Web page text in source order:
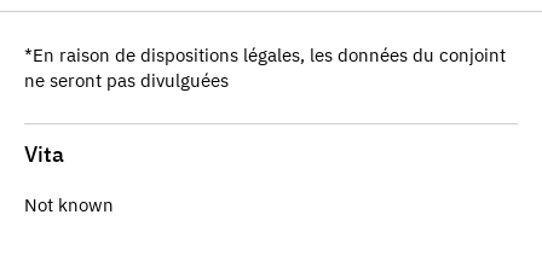
*En raison de dispositions légales, les données du conjoint
ne seront pas divulguées
Vita
Not known